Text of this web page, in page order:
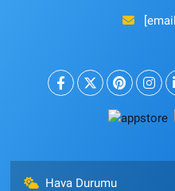
Hava Durumu